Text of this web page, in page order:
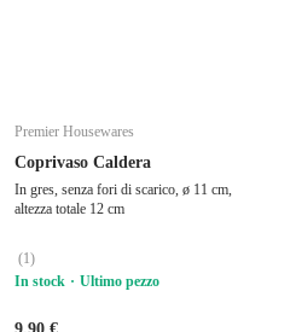
Premier Housewares
Coprivaso Caldera
In gres, senza fori di scarico, ø 11 cm,
altezza totale 12 cm
(1)
In stock
Ultimo pezzo